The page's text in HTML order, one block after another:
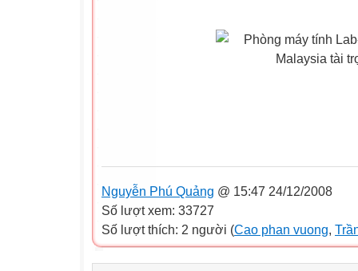
Nguyễn Phú Quảng @ 15:47 24/12/2008
Số lượt xem: 33727
Số lượt thích: 2 người (Cao phan vuong